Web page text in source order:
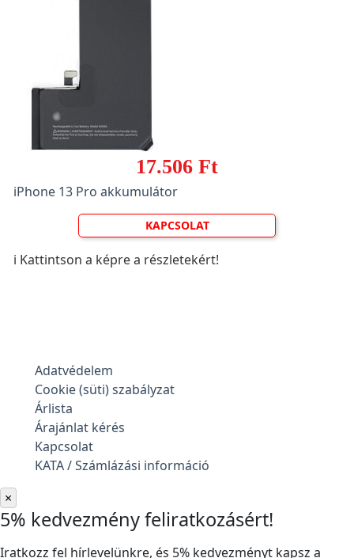
17.506 Ft
iPhone 13 Pro akkumulátor
KAPCSOLAT
ℹ️ Kattintson a képre a részletekért!
Adatvédelem
Cookie (süti) szabályzat
Árlista
Árajánlat kérés
Kapcsolat
KATA / Számlázási információ
×
5% kedvezmény feliratkozásért!
Iratkozz fel hírlevelünkre, és 5% kedvezményt kapsz a